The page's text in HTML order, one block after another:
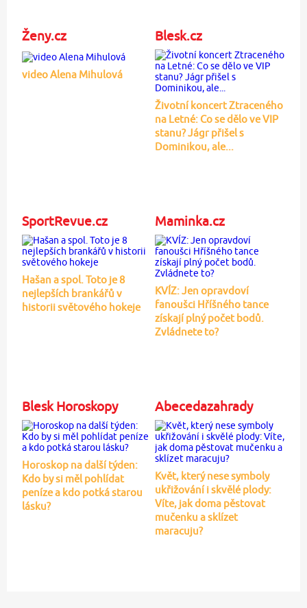
Ženy.cz
video Alena Mihulová
Blesk.cz
Životní koncert Ztraceného
na Letné: Co se dělo ve VIP
stanu? Jágr přišel s
Dominikou, ale...
SportRevue.cz
Hašan a spol. Toto je 8
nejlepších brankářů v
historii světového hokeje
Maminka.cz
KVÍZ: Jen opravdoví
fanoušci Hříšného tance
získají plný počet bodů.
Zvládnete to?
Blesk Horoskopy
Horoskop na další týden:
Kdo by si měl pohlídat
peníze a kdo potká starou
lásku?
Abecedazahrady
Květ, který nese symboly
ukřižování i skvělé plody:
Víte, jak doma pěstovat
mučenku a sklízet
maracuju?